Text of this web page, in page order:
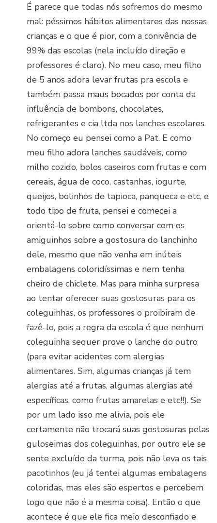
É parece que todas nós sofremos do mesmo
mal: péssimos hábitos alimentares das nossas
crianças e o que é pior, com a conivência de
99% das escolas (nela incluído direção e
professores é claro). No meu caso, meu filho
de 5 anos adora levar frutas pra escola e
também passa maus bocados por conta da
influência de bombons, chocolates,
refrigerantes e cia ltda nos lanches escolares.
No começo eu pensei como a Pat. E como
meu filho adora lanches saudáveis, como
milho cozido, bolos caseiros com frutas e com
cereais, água de coco, castanhas, iogurte,
queijos, bolinhos de tapioca, panqueca e etc, e
todo tipo de fruta, pensei e comecei a
orientá-lo sobre como conversar com os
amiguinhos sobre a gostosura do lanchinho
dele, mesmo que não venha em inúteis
embalagens coloridíssimas e nem tenha
cheiro de chiclete. Mas para minha surpresa
ao tentar oferecer suas gostosuras para os
coleguinhas, os professores o proibiram de
fazê-lo, pois a regra da escola é que nenhum
coleguinha sequer prove o lanche do outro
(para evitar acidentes com alergias
alimentares. Sim, algumas crianças já tem
alergias até a frutas, algumas alergias até
específicas, como frutas amarelas e etc!!). Se
por um lado isso me alivia, pois ele
certamente não trocará suas gostosuras pelas
guloseimas dos coleguinhas, por outro ele se
sente excluído da turma, pois não leva os tais
pacotinhos (eu já tentei algumas embalagens
coloridas, mas eles são espertos e percebem
logo que não é a mesma coisa). Então o que
acontece é que ele fica meio desconfiado e